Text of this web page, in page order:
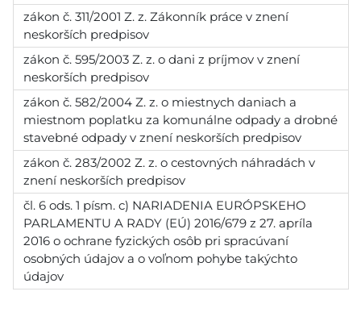
zákon č. 311/2001 Z. z. Zákonník práce v znení
neskorších predpisov
zákon č. 595/2003 Z. z. o dani z príjmov v znení
neskorších predpisov
zákon č. 582/2004 Z. z. o miestnych daniach a
miestnom poplatku za komunálne odpady a drobné
stavebné odpady v znení neskorších predpisov
zákon č. 283/2002 Z. z. o cestovných náhradách v
znení neskorších predpisov
čl. 6 ods. 1 písm. c) NARIADENIA EURÓPSKEHO
PARLAMENTU A RADY (EÚ) 2016/679 z 27. apríla
2016 o ochrane fyzických osôb pri spracúvaní
osobných údajov a o voľnom pohybe takýchto
údajov